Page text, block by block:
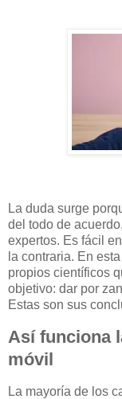
La duda surge
del todo de
expertos. Es fácil
la contraria. En
propios científicos
objetivo: dar por
Estas son sus
Así funciona
móvil
La mayoría de los